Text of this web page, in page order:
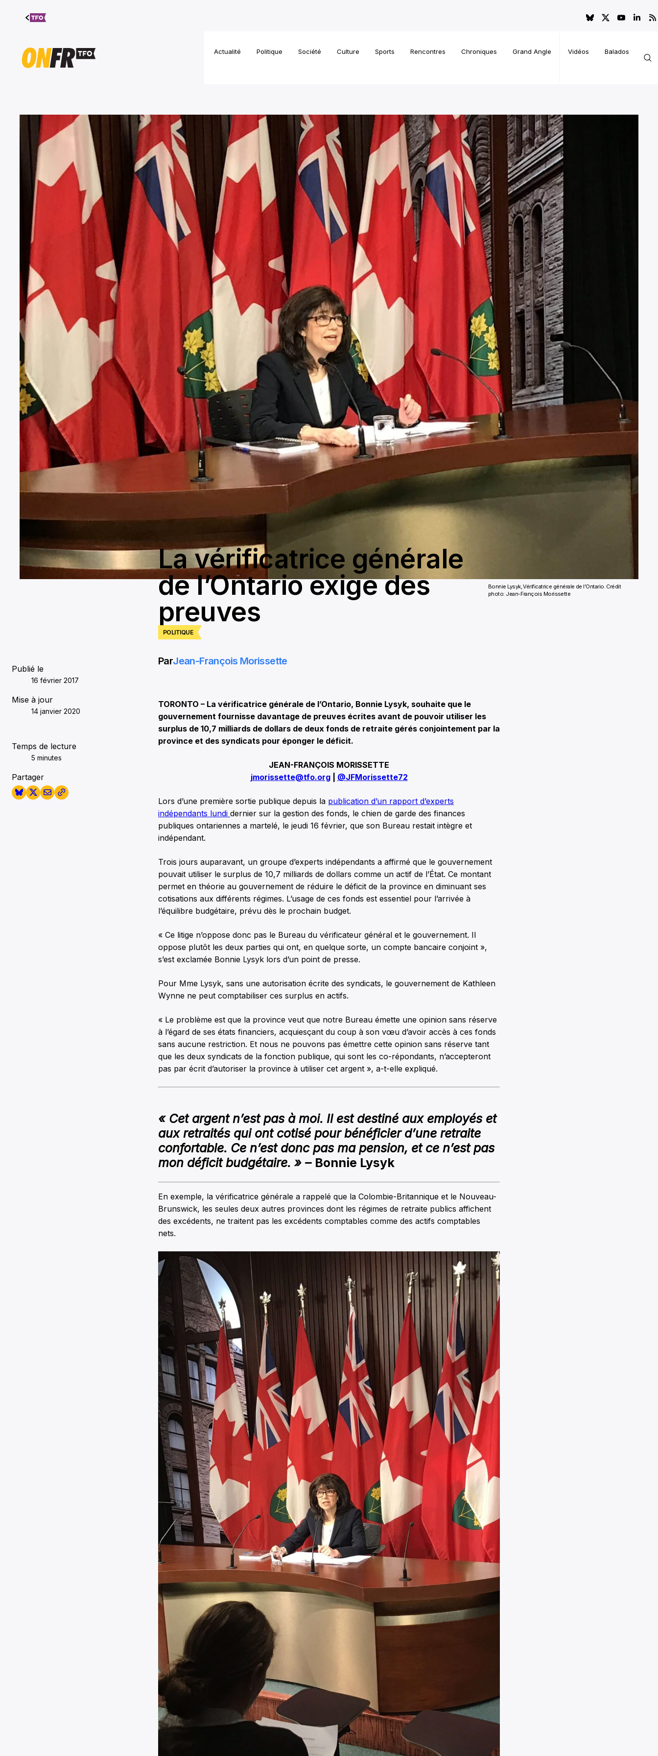
Aller au
contenu
Actualité Politique Société Culture Sports Rencontres Chroniques Grand Angle Vidéos Balados
Bonnie Lysyk, Vérificatrice générale de l'Ontario. Crédit
photo: Jean-François Morissette
POLITIQUE
La vérificatrice générale
de l’Ontario exige des
preuves
Publié le
16 février 2017
Mise à jour
14 janvier 2020
Temps de lecture
5 minutes
Partager
ParJean-François Morissette
TORONTO – La vérificatrice générale de l’Ontario, Bonnie Lysyk, souhaite que le
gouvernement fournisse davantage de preuves écrites avant de pouvoir utiliser les
surplus de 10,7 milliards de dollars de deux fonds de retraite gérés conjointement par la
province et des syndicats pour éponger le déficit.
JEAN-FRANÇOIS MORISSETTE
jmorissette@tfo.org| @JFMorissette72
Lors d’une première sortie publique depuis la publication d’un rapport d’experts
indépendants lundi dernier sur la gestion des fonds, le chien de garde des finances
publiques ontariennes a martelé, le jeudi 16 février, que son Bureau restait intègre et
indépendant.
Trois jours auparavant, un groupe d’experts indépendants a affirmé que le gouvernement
pouvait utiliser le surplus de 10,7 milliards de dollars comme un actif de l’État. Ce montant
permet en théorie au gouvernement de réduire le déficit de la province en diminuant ses
cotisations aux différents régimes. L’usage de ces fonds est essentiel pour l’arrivée à
l’équilibre budgétaire, prévu dès le prochain budget.
« Ce litige n’oppose donc pas le Bureau du vérificateur général et le gouvernement. Il
oppose plutôt les deux parties qui ont, en quelque sorte, un compte bancaire conjoint »,
s’est exclamée Bonnie Lysyk lors d’un point de presse.
Pour Mme Lysyk, sans une autorisation écrite des syndicats, le gouvernement de Kathleen
Wynne ne peut comptabiliser ces surplus en actifs.
« Le problème est que la province veut que notre Bureau émette une opinion sans réserve
à l’égard de ses états financiers, acquiesçant du coup à son vœu d’avoir accès à ces fonds
sans aucune restriction. Et nous ne pouvons pas émettre cette opinion sans réserve tant
que les deux syndicats de la fonction publique, qui sont les co-répondants, n’accepteront
pas par écrit d’autoriser la province à utiliser cet argent », a-t-elle expliqué.
« Cet argent n’est pas à moi. Il est destiné aux employés et
aux retraités qui ont cotisé pour bénéficier d’une retraite
confortable. Ce n’est donc pas ma pension, et ce n’est pas
mon déficit budgétaire. » – Bonnie Lysyk
En exemple, la vérificatrice générale a rappelé que la Colombie-Britannique et le Nouveau-
Brunswick, les seules deux autres provinces dont les régimes de retraite publics affichent
des excédents, ne traitent pas les excédents comptables comme des actifs comptables
nets.